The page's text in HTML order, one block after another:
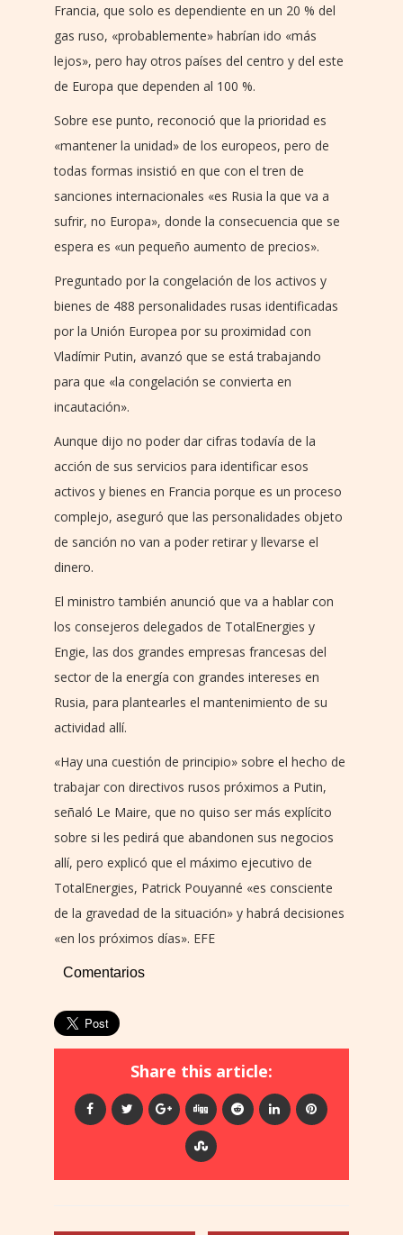
Francia, que solo es dependiente en un 20 % del
gas ruso, «probablemente» habrían ido «más
lejos», pero hay otros países del centro y del este
de Europa que dependen al 100 %.
Sobre ese punto, reconoció que la prioridad es
«mantener la unidad» de los europeos, pero de
todas formas insistió en que con el tren de
sanciones internacionales «es Rusia la que va a
sufrir, no Europa», donde la consecuencia que se
espera es «un pequeño aumento de precios».
Preguntado por la congelación de los activos y
bienes de 488 personalidades rusas identificadas
por la Unión Europea por su proximidad con
Vladímir Putin, avanzó que se está trabajando
para que «la congelación se convierta en
incautación».
Aunque dijo no poder dar cifras todavía de la
acción de sus servicios para identificar esos
activos y bienes en Francia porque es un proceso
complejo, aseguró que las personalidades objeto
de sanción no van a poder retirar y llevarse el
dinero.
El ministro también anunció que va a hablar con
los consejeros delegados de TotalEnergies y
Engie, las dos grandes empresas francesas del
sector de la energía con grandes intereses en
Rusia, para plantearles el mantenimiento de su
actividad allí.
«Hay una cuestión de principio» sobre el hecho de
trabajar con directivos rusos próximos a Putin,
señaló Le Maire, que no quiso ser más explícito
sobre si les pedirá que abandonen sus negocios
allí, pero explicó que el máximo ejecutivo de
TotalEnergies, Patrick Pouyanné «es consciente
de la gravedad de la situación» y habrá decisiones
«en los próximos días». EFE
Comentarios
Share this article: